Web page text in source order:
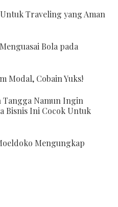
Traveling yang Aman
Bola pada
Modal, Cobain Yuks!
Tangga Namun Ingin
Bisnis Ini Cocok Untuk
Mengungkap